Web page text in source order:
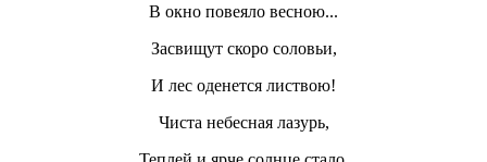
В окно повеяло весною...
Засвищут скоро соловьи,
И лес оденется листвою!
Чиста небесная лазурь,